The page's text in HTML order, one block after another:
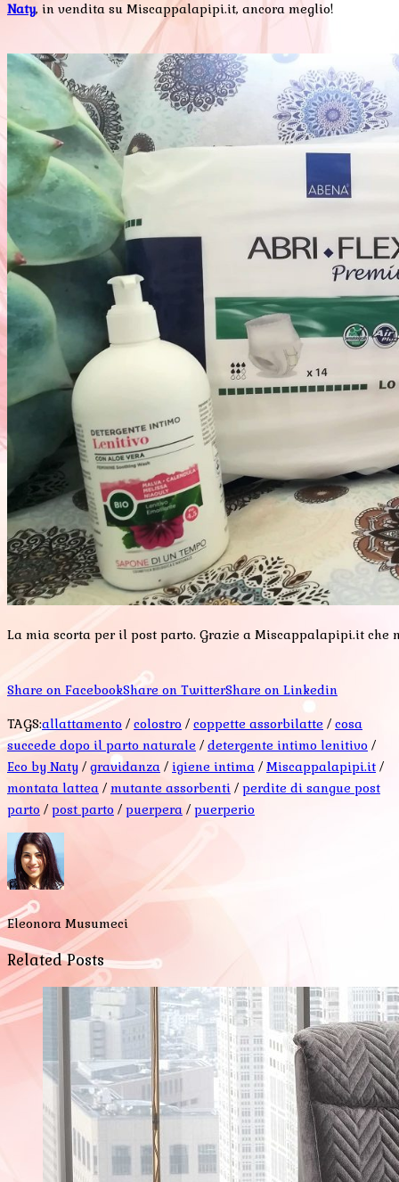
Naty, in vendita su Miscappalapipi.it, ancora meglio!
La mia scorta per il post parto. Grazie a Miscappalapipi.it
Share on FacebookShare on TwitterShare on Linkedin
TAGS:allattamento / colostro / coppette assorbilatte / cosa
succede dopo il parto naturale / detergente intimo lenitivo /
Eco by Naty / gravidanza / igiene intima / Miscappalapipi.it /
montata lattea / mutante assorbenti / perdite di sangue post
parto / post parto / puerpera / puerperio
Eleonora Musumeci
Related Posts